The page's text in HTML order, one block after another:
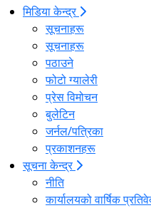
मिडिया केन्द्र
सूचनाहरू
सूचनाहरू
पठाउने
फोटो ग्यालेरी
प्रेस विमोचन
बुलेटिन
जर्नल/पत्रिका
प्रकाशनहरू
सूचना केन्द्र
नीति
कार्यालयको वार्षिक